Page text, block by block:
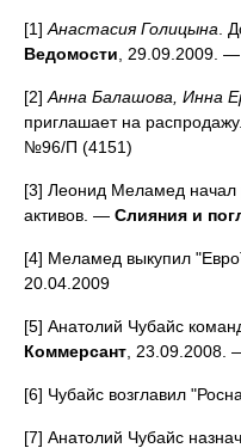
[1] Анастасия Голицына .
Ведомости , 29.09.2009.
[2] Анна Балашова, Инна
приглашает на
№96/П (4151)
[3] Леонид Меламед начал
активов. — Слияния и
[4] Меламед выкупил
20.04.2009
[5] Анатолий Чубайс
Коммерсант ,
[6] Чубайс возглавил
[7] Анатолий Чубайс